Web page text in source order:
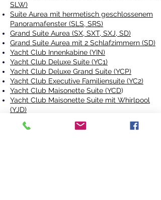
SLW)
Suite Aurea mit hermetisch geschlossenem
Panoramafenster (SLS, SRS)
Grand Suite Aurea (SX, SXT, SXJ, SD)
Grand Suite Aurea mit 2 Schlafzimmern (SD)
Yacht Club Innenkabine (YIN)
Yacht Club Deluxe Suite (YC1)
Yacht Club Deluxe Grand Suite (YCP)
Yacht Club Executive Familiensuite (YC2)
Yacht Club Maisonette Suite (YCD)
Yacht Club Maisonette Suite mit Whirlpool
(YJD)
Yacht Club Owner’s Suite (YC4)